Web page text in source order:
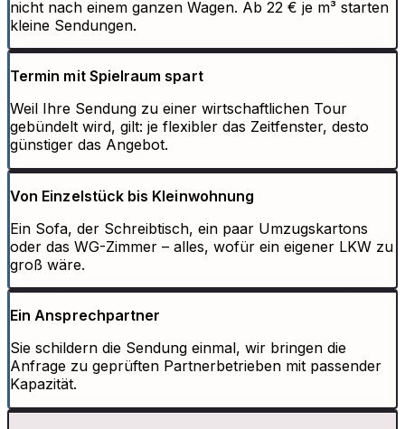
nicht nach einem ganzen Wagen. Ab 22 € je m³ starten
kleine Sendungen.
Termin mit Spielraum spart
Weil Ihre Sendung zu einer wirtschaftlichen Tour
gebündelt wird, gilt: je flexibler das Zeitfenster, desto
günstiger das Angebot.
Von Einzelstück bis Kleinwohnung
Ein Sofa, der Schreibtisch, ein paar Umzugskartons
oder das WG-Zimmer – alles, wofür ein eigener LKW zu
groß wäre.
Ein Ansprechpartner
Sie schildern die Sendung einmal, wir bringen die
Anfrage zu geprüften Partnerbetrieben mit passender
Kapazität.